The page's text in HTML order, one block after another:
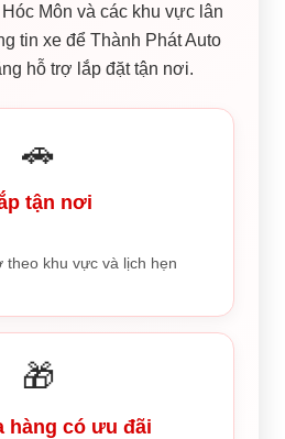
Môn và các khu vực lân
tin xe để Thành Phát Auto
hỗ trợ lắp đặt tận nơi.
🚗
tận nơi
theo khu vực và lịch hẹn
🎁
hàng có ưu đãi